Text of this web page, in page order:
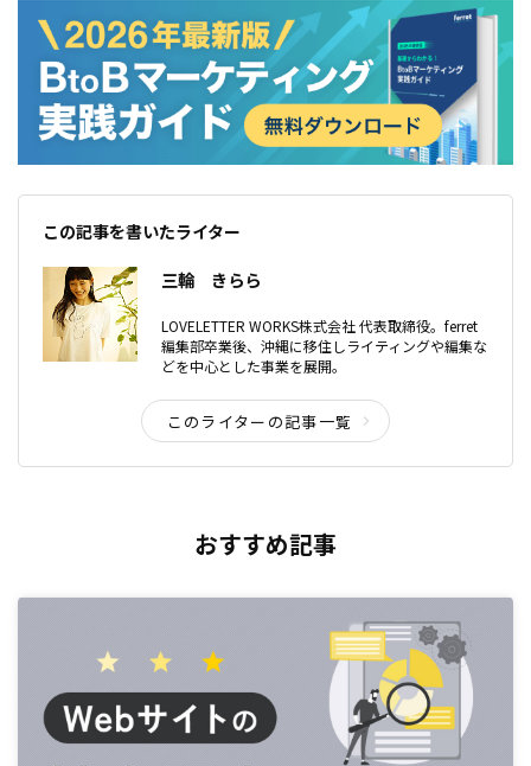
この記事を書いたライター
三輪 きらら
LOVELETTER WORKS株式会社 代表取締役。ferret
編集部卒業後、沖縄に移住しライティングや編集な
どを中心とした事業を展開。
このライターの記事一覧
おすすめ記事